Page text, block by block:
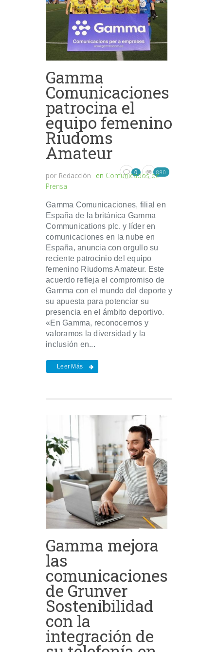
Gamma
Comunicaciones
patrocina el
equipo femenino
Riudoms
Amateur
por Redacción en Comunicados de
Prensa
0 880
Gamma Comunicaciones, filial en
España de la británica Gamma
Communications plc. y líder en
comunicaciones en la nube en
España, anuncia con orgullo su
reciente patrocinio del equipo
femenino Riudoms Amateur. Este
acuerdo refleja el compromiso de
Gamma con el mundo del deporte y
su apuesta para potenciar su
presencia en el ámbito deportivo.
«En Gamma, reconocemos y
valoramos la diversidad y la
inclusión en...
Leer Más
Gamma mejora
las
comunicaciones
de Grunver
Sostenibilidad
con la
integración de